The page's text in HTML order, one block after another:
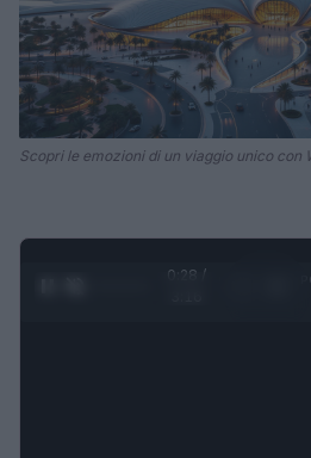
Scopri le emozioni di un viaggio unico con
0:29 /